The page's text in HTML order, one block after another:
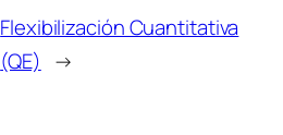
Flexibilización Cuantitativa
(QE) →